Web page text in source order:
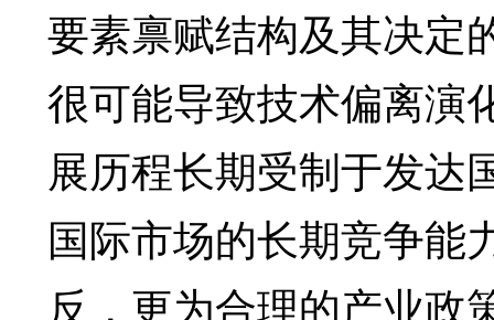
要素禀赋结构及其决定
很可能导致技术偏离演
展历程长期受制于发达
国际市场的长期竞争能
反，更为合理的产业政